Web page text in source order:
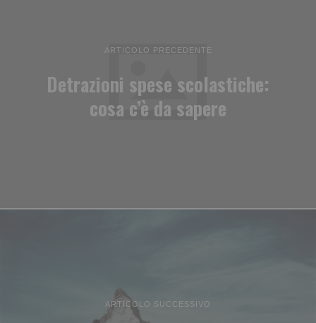
ARTICOLO PRECEDENTE
Detrazioni spese scolastiche:
cosa c’è da sapere
ARTICOLO SUCCESSIVO